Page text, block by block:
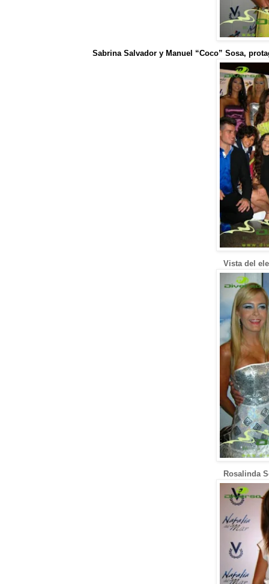
Sabrina Salvador y Manuel “Coco” Sosa,
Vista del
Rosalinda